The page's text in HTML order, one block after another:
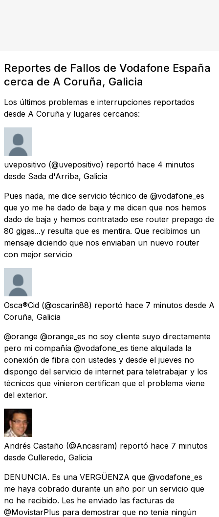
Reportes de Fallos de Vodafone España
cerca de A Coruña, Galicia
Los últimos problemas e interrupciones reportados
desde A Coruña y lugares cercanos:
uvepositivo (@uvepositivo) reportó hace 4 minutos
desde Sada d'Arriba, Galicia
Pues nada, me dice servicio técnico de @vodafone_es
que yo me he dado de baja y me dicen que nos hemos
dado de baja y hemos contratado ese router prepago de
80 gigas...y resulta que es mentira. Que recibimos un
mensaje diciendo que nos enviaban un nuevo router
con mejor servicio
Osca®Cid (@oscarin88) reportó hace 7 minutos desde A
Coruña, Galicia
@orange @orange_es no soy cliente suyo directamente
pero mi compañía @vodafone_es tiene alquilada la
conexión de fibra con ustedes y desde el jueves no
dispongo del servicio de internet para teletrabajar y los
técnicos que vinieron certifican que el problema viene
del exterior.
Andrés Castaño (@Ancasram) reportó hace 7 minutos
desde Culleredo, Galicia
DENUNCIA. Es una VERGÜENZA que @vodafone_es
me haya cobrado durante un año por un servicio que
no he recibido. Les he enviado las facturas de
@MovistarPlus para demostrar que no tenía ningún